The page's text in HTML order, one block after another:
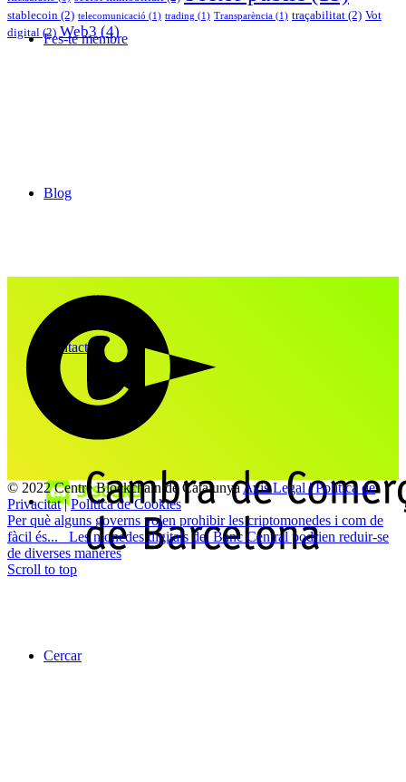
Fes-te membre
Blog
Contacte
Cercar
stablecoin (2) telecomunicació (1) trading (1) Transparència (1) traçabilitat (2) Vot
digital (2) Web3 (4)
© 2022 Centre Blockchain de CatalunyaAvis Legal | Politica de
Privacitat|Politica de Cookies
Per què alguns governs volen prohibir les criptomonedes i com de
fàcil és...
Les monedes digitals del Banc Central podrien reduir-se
de diverses maneres
Scroll to top